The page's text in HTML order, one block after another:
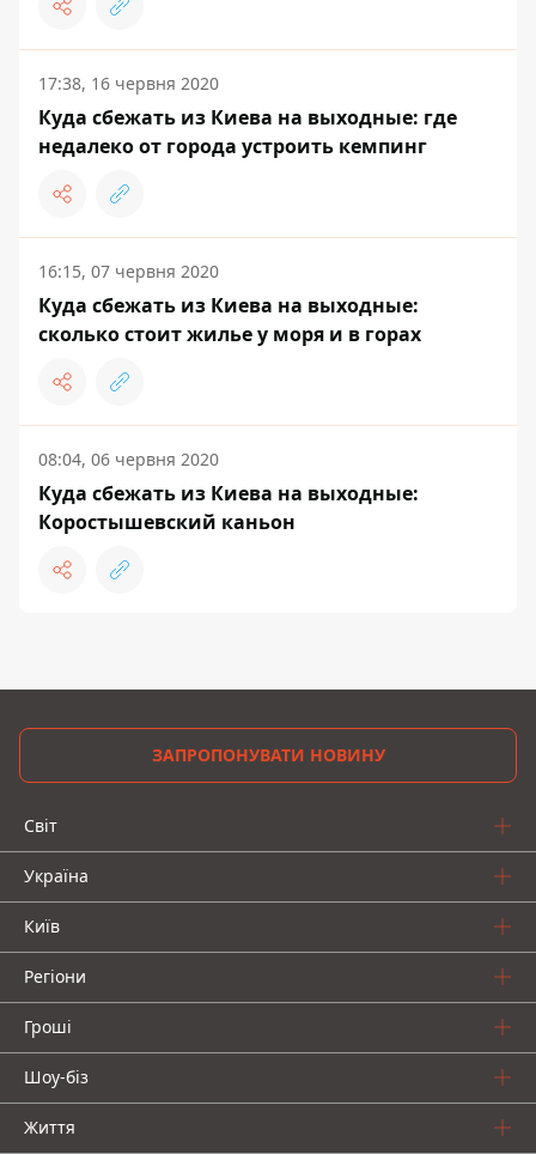
17:38, 16 червня 2020
Куда сбежать из Киева на выходные: где
недалеко от города устроить кемпинг
16:15, 07 червня 2020
Куда сбежать из Киева на выходные:
сколько стоит жилье у моря и в горах
08:04, 06 червня 2020
Куда сбежать из Киева на выходные:
Коростышевский каньон
ЗАПРОПОНУВАТИ НОВИНУ
Світ
Україна
Київ
Регіони
Гроші
Шоу-біз
Життя